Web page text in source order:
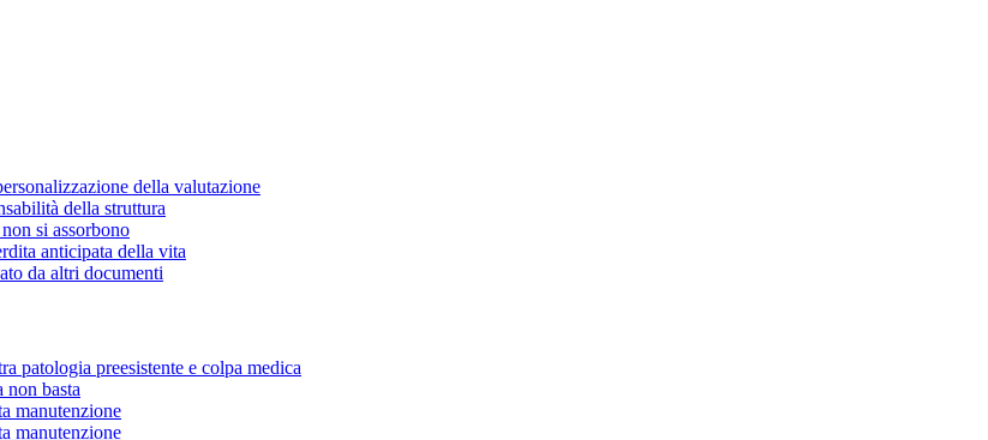
della valutazione
della struttura
si assorbono
anticipata della vita
da altri documenti
patologia preesistente e colpa medica
non basta
manutenzione
manutenzione